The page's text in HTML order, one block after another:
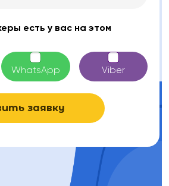
есть у вас на этом
WhatsApp Viber
заявку